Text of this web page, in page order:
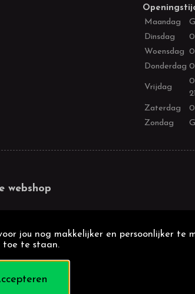
Maandag
Dinsdag
Woensdag
Donderdag
Vrijdag
Zaterdag
Zondag
webshop
jou nog makkelijker en persoonlijker te
toe te staan.